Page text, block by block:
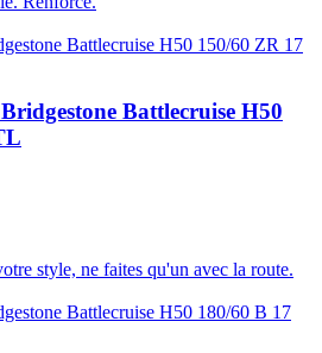
Battlecruise H50
style, ne faites qu'un avec la route.